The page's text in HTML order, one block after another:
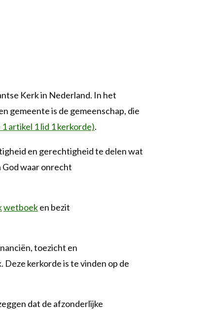
Kerk in Nederland. In het
gemeente is de gemeenschap, die
artikel 1 lid 1 kerkorde).
en gerechtigheid te delen wat
God waar onrecht
wetboeken bezit
toezicht en
kerkorde is te vinden op de
dat de afzonderlijke